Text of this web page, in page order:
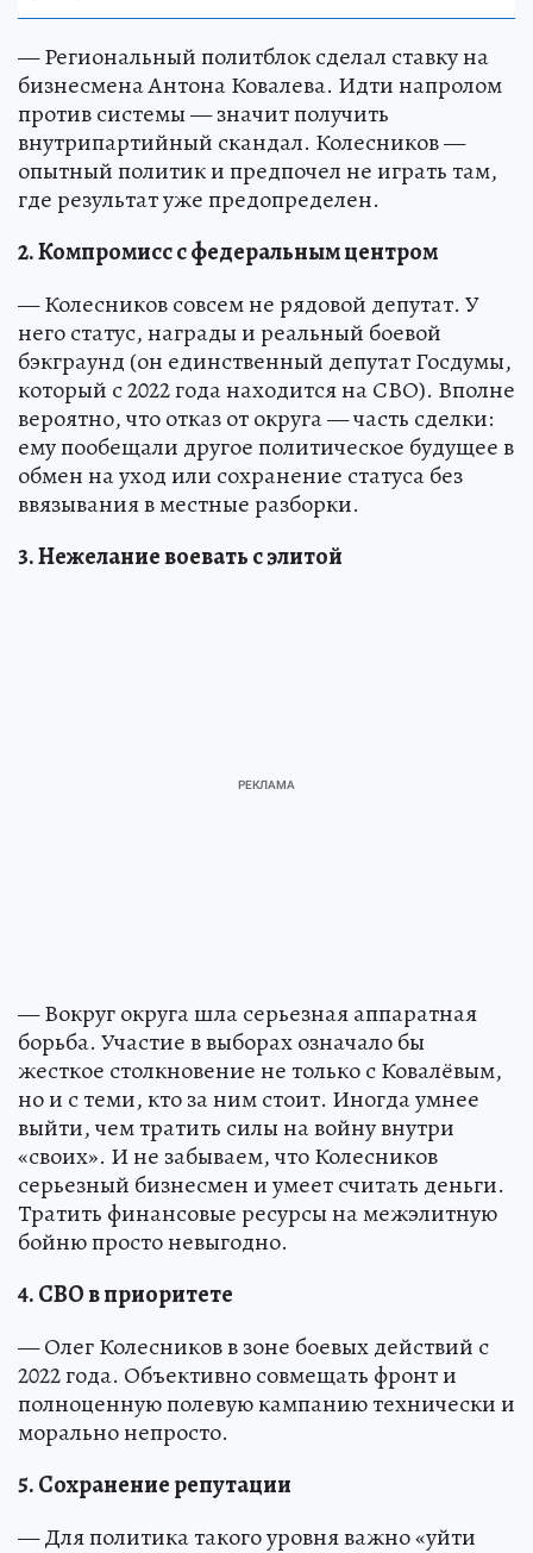
— Региональный политблок сделал ставку на
бизнесмена Антона Ковалева. Идти напролом
против системы — значит получить
внутрипартийный скандал. Колесников —
опытный политик и предпочел не играть там,
где результат уже предопределен.
2. Компромисс с федеральным центром
— Колесников совсем не рядовой депутат. У
него статус, награды и реальный боевой
бэкграунд (он единственный депутат Госдумы,
который с 2022 года находится на СВО). Вполне
вероятно, что отказ от округа — часть сделки:
ему пообещали другое политическое будущее в
обмен на уход или сохранение статуса без
ввязывания в местные разборки.
3. Нежелание воевать с элитой
— Вокруг округа шла серьезная аппаратная
борьба. Участие в выборах означало бы
жесткое столкновение не только с Ковалёвым,
но и с теми, кто за ним стоит. Иногда умнее
выйти, чем тратить силы на войну внутри
«своих». И не забываем, что Колесников
серьезный бизнесмен и умеет считать деньги.
Тратить финансовые ресурсы на межэлитную
бойню просто невыгодно.
4. СВО в приоритете
— Олег Колесников в зоне боевых действий с
2022 года. Объективно совмещать фронт и
полноценную полевую кампанию технически и
морально непросто.
5. Сохранение репутации
— Для политика такого уровня важно «уйти